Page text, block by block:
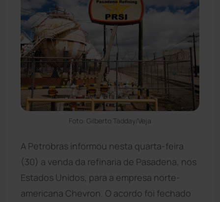
Foto: Gilberto Tadday/Veja
A Petrobras informou nesta quarta-feira
(30) a venda da refinaria de Pasadena, nos
Estados Unidos, para a empresa norte-
americana Chevron. O acordo foi fechado